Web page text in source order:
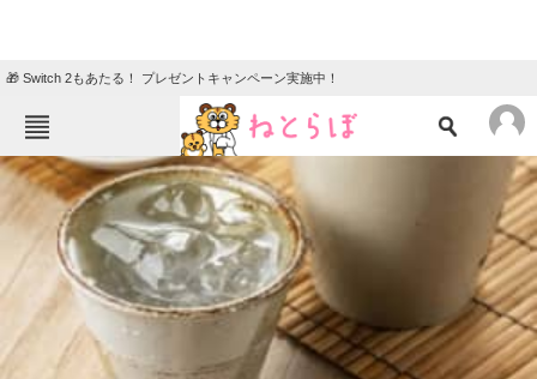
🎁 Switch 2もあたる！ プレゼントキャンペーン実施中！
ねとらぼメニュー
TOP ニュース
エンタメ クイズ
地域
住まい 教育・育児